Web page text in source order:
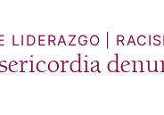
LIDERAZGO